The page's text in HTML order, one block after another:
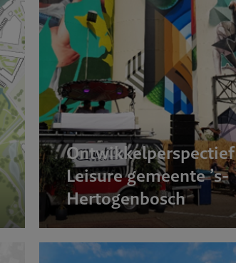
Ontwikkelperspectief
Leisure gemeente ’s-
Hertogenbosch